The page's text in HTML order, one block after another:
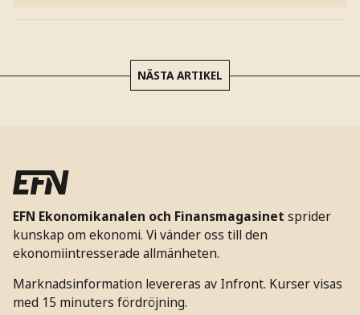
NÄSTA ARTIKEL
EFN Ekonomikanalen och Finansmagasinet sprider
kunskap om ekonomi. Vi vänder oss till den
ekonomiintresserade allmänheten.
Marknadsinformation levereras av Infront. Kurser visas
med 15 minuters fördröjning.